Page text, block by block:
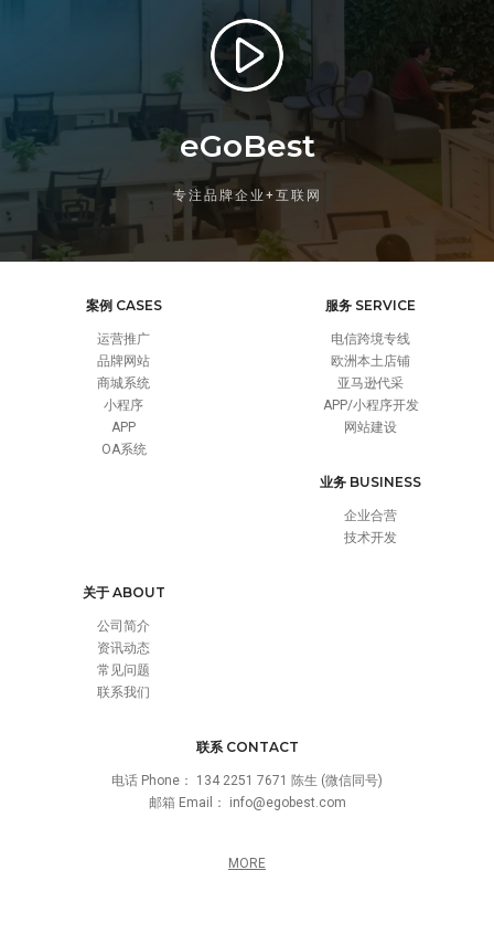
eGoBest
专注品牌企业+互联网
案例 CASES
运营推广
品牌网站
商城系统
小程序
APP
OA系统
服务 SERVICE
电信跨境专线
欧洲本土店铺
亚马逊代采
APP/小程序开发
网站建设
业务 BUSINESS
企业合营
技术开发
关于 ABOUT
公司简介
资讯动态
常见问题
联系我们
联系 CONTACT
电话 Phone： 134 2251 7671 陈生 (微信同号)
邮箱 Email：
info@egobest.com
MORE